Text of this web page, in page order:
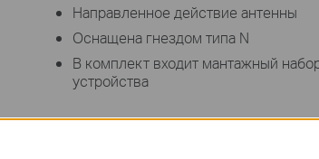
Направленное действие антенны
Оснащена гнездом типа N
В комплект входит мантажный
устройства